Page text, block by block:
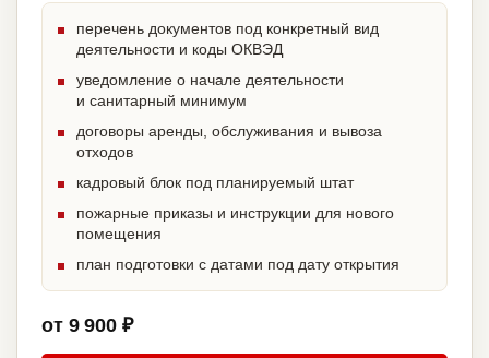
перечень документов под конкретный вид
деятельности и коды ОКВЭД
уведомление о начале деятельности
и санитарный минимум
договоры аренды, обслуживания и вывоза
отходов
кадровый блок под планируемый штат
пожарные приказы и инструкции для нового
помещения
план подготовки с датами под дату открытия
от 9 900 ₽